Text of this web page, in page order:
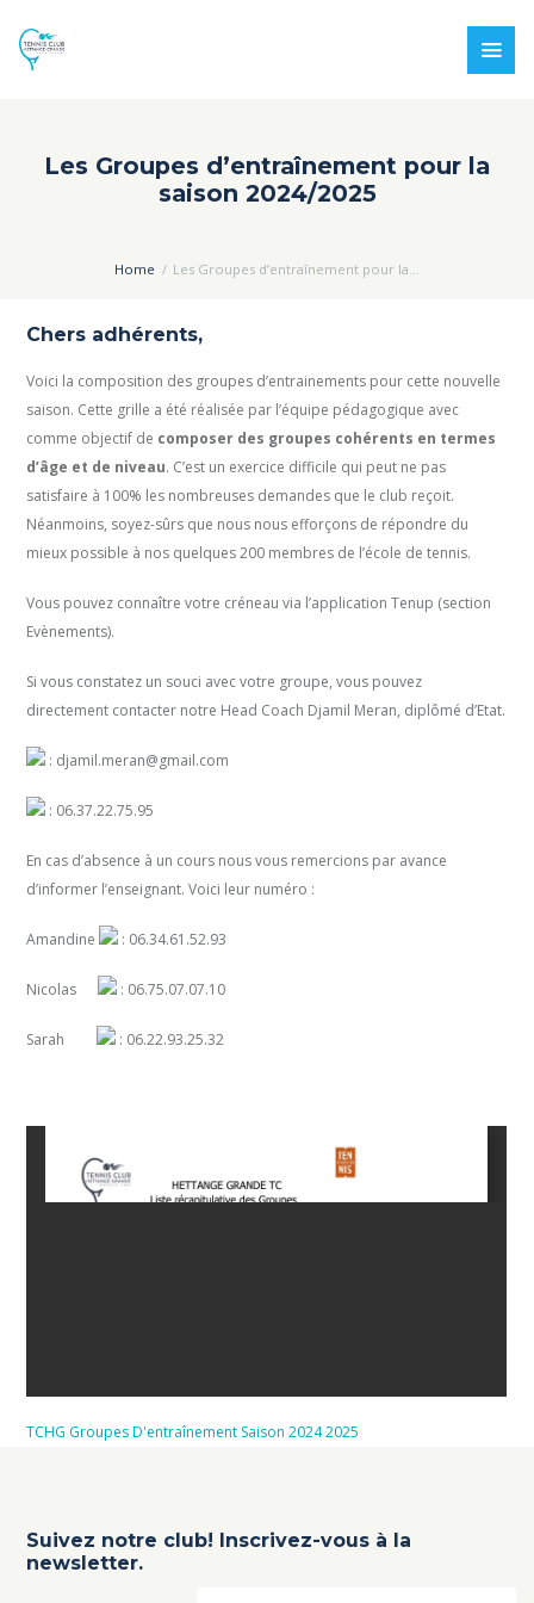
Les Groupes d’entraînement pour la
saison 2024/2025
Home Les Groupes d’entraînement pour la...
Chers adhérents,
Voici la composition des groupes d’entrainements pour cette nouvelle
saison. Cette grille a été réalisée par l’équipe pédagogique avec
comme objectif de composer des groupes cohérents en termes
d’âge et de niveau. C’est un exercice difficile qui peut ne pas
satisfaire à 100% les nombreuses demandes que le club reçoit.
Néanmoins, soyez-sûrs que nous nous efforçons de répondre du
mieux possible à nos quelques 200 membres de l’école de tennis.
Vous pouvez connaître votre créneau via l’application Tenup (section
Evènements).
Si vous constatez un souci avec votre groupe, vous pouvez
directement contacter notre Head Coach Djamil Meran, diplômé d’Etat.
: djamil.meran@gmail.com
: 06.37.22.75.95
En cas d’absence à un cours nous vous remercions par avance
d’informer l’enseignant. Voici leur numéro :
Amandine : 06.34.61.52.93
Nicolas : 06.75.07.07.10
Sarah : 06.22.93.25.32
TCHG Groupes D'entraînement Saison 2024 2025
Suivez notre club! Inscrivez-vous à la
newsletter.